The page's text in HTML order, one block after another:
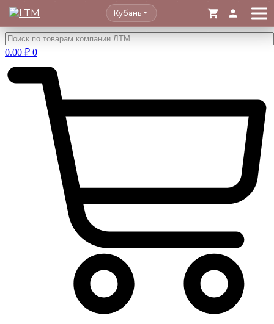
Перейти
к
содержимому
Кубань
0.00 ₽ 0